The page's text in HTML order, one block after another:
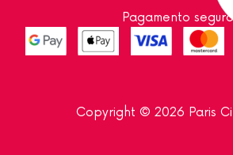
Pagamento seguro
Copyright © 2026 Paris